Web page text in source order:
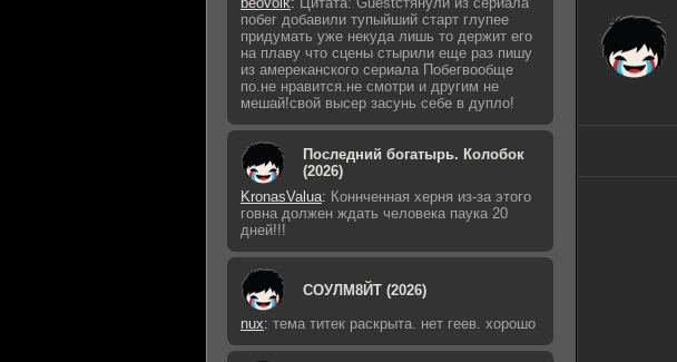
побег добавили тупыйший старт глупее
придумать уже некуда лишь то держит его
на плаву что сцены стырили еще раз пишу
из амереканского сериала Побегвообще
по.не нравится.не смотри и другим не
мешай!свой высер засунь себе в дупло!
Последний богатырь. Колобок
(2026)
KronasValua: Коннченная херня из-за этого
говна должен ждать человека паука 20
дней!!!
СОУЛМ8ЙТ (2026)
nux: тема титек раскрыта. нет геев. хорошо